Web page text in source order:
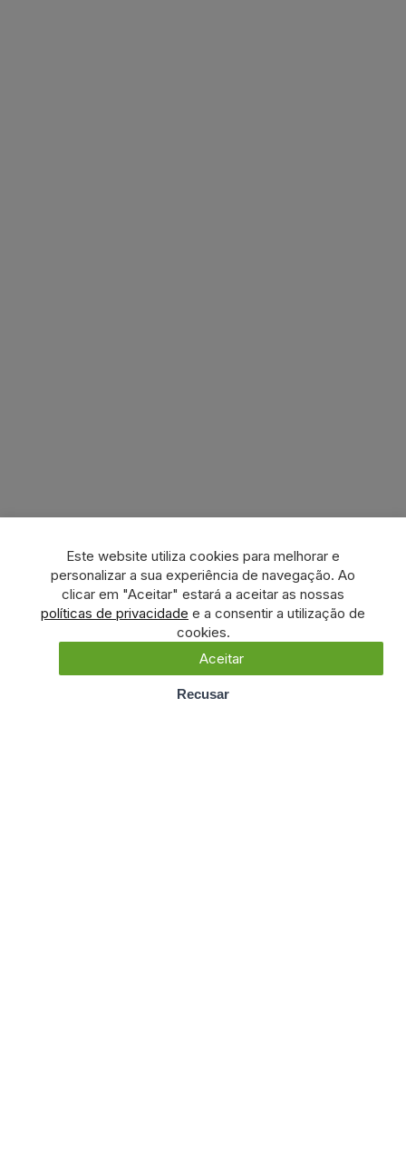
Este website utiliza cookies para melhorar e
personalizar a sua experiência de navegação. Ao
clicar em "Aceitar" estará a aceitar as nossas
políticas de privacidade e a consentir a utilização de
cookies.
Aceitar
Recusar